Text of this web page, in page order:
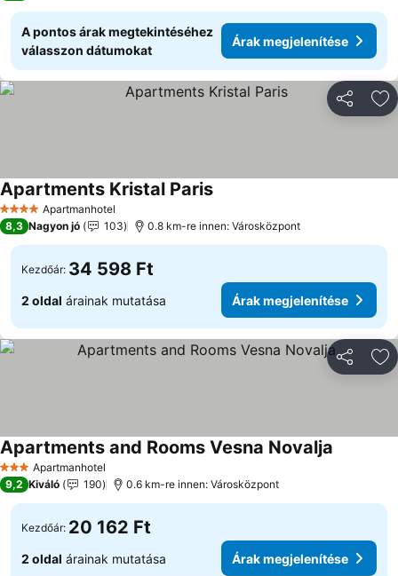
A pontos árak megtekintéséhez
válasszon dátumokat
Árak megjelenítése
4 KategóriaApartmanhotel
Apartments Kristal ParisÁrak megjelenítése
8,3 Nagyon jó 103 0.8 km-re innen: Városközpont
Kezdőár: 34 598 Ft
2 oldal árainak mutatása Árak megjelenítése
3 KategóriaApartmanhotel
Apartments and Rooms Vesna Novalja
9,2 Kiváló 190 0.6 km-re innen: Városközpont
Kezdőár: 20 162 Ft
2 oldal árainak mutatása Árak megjelenítése